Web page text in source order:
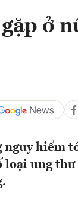
ở
hiểm
ung thư